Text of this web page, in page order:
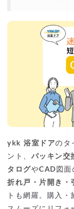
ykk 浴室ドアのタ
ント、 パッキン交
タログやCAD 図面
折れ戸・片開き・
トも網羅。購入